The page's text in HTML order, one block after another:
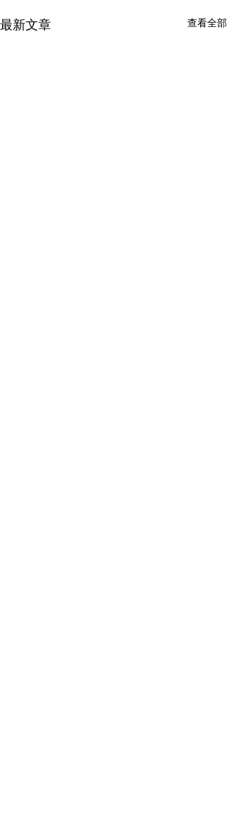
最新文章 查看全部